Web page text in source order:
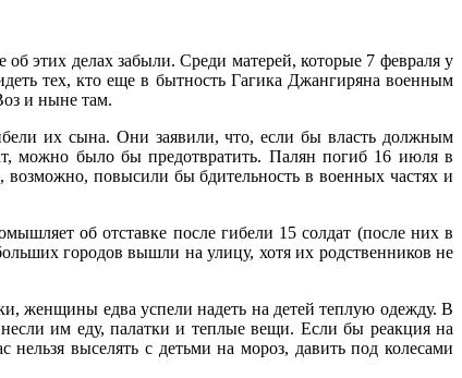
делах забыли. Среди матерей, которые 7 февраля у
тех, кто еще в бытность Гагика Джангиряна военным
и ныне там.
их сына. Они заявили, что, если бы власть должным
можно было бы предотвратить. Палян погиб 16 июля в
возможно, повысили бы бдительность в военных частях и
об отставке после гибели 15 солдат (после них в
городов вышли на улицу, хотя их родственников не
женщины едва успели надеть на детей теплую одежду. В
им еду, палатки и теплые вещи. Если бы реакция на
выселять с детьми на мороз, давить под колесами